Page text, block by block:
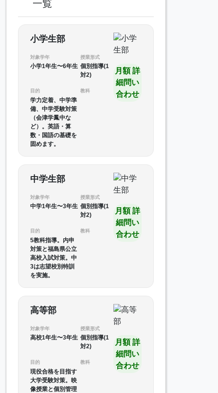
一覧
小学生部
対象学年
小学1年生〜6年生
授業形式
個別指導(1
対2)
目的
学力定着、中学準
備、中学受験対策
（会津学鳳中な
ど）。英語・算
数・国語の基礎を
固めます。
教科
月額 詳
細問い
合わせ
中学生部
対象学年
中学1年生〜3年生
授業形式
個別指導(1
対2)
目的
5教科指導。内申
対策と福島県公立
高校入試対策。中
3は志望校別特訓
を実施。
教科
月額 詳
細問い
合わせ
高等部
対象学年
高校1年生〜3年生
授業形式
個別指導(1
対2)
目的
現役合格を目指す
大学受験対策。映
像授業と個別管理
教科
月額 詳
細問い
合わせ